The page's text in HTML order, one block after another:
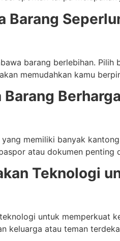
Barang
barang berlebihan.
memudahkan kamu
Barang
yang memiliki banyak
atau dokumen penting
Teknologi
untuk memperkuat
keluarga atau teman